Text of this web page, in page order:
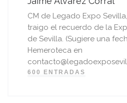
CM de Legado Expo
traigo el recuerdo de la
de Sevilla. (Sugiere una
Hemeroteca en
600 ENTRADAS